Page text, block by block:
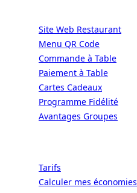
Site Web Restaurant
Menu QR Code
Commande à Table
Paiement à Table
Cartes Cadeaux
Programme Fidélité
Avantages Groupes
Tarifs
Calculer mes économies